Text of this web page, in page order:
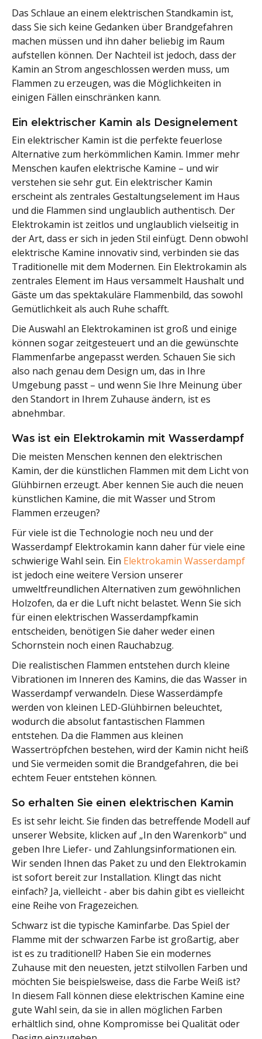
Das Schlaue an einem elektrischen Standkamin ist,
dass Sie sich keine Gedanken über Brandgefahren
machen müssen und ihn daher beliebig im Raum
aufstellen können. Der Nachteil ist jedoch, dass der
Kamin an Strom angeschlossen werden muss, um
Flammen zu erzeugen, was die Möglichkeiten in
einigen Fällen einschränken kann.
Ein elektrischer Kamin als Designelement
Ein elektrischer Kamin ist die perfekte feuerlose
Alternative zum herkömmlichen Kamin. Immer mehr
Menschen kaufen elektrische Kamine – und wir
verstehen sie sehr gut. Ein elektrischer Kamin
erscheint als zentrales Gestaltungselement im Haus
und die Flammen sind unglaublich authentisch. Der
Elektrokamin ist zeitlos und unglaublich vielseitig in
der Art, dass er sich in jeden Stil einfügt. Denn obwohl
elektrische Kamine innovativ sind, verbinden sie das
Traditionelle mit dem Modernen. Ein Elektrokamin als
zentrales Element im Haus versammelt Haushalt und
Gäste um das spektakuläre Flammenbild, das sowohl
Gemütlichkeit als auch Ruhe schafft.
Die Auswahl an Elektrokaminen ist groß und einige
können sogar zeitgesteuert und an die gewünschte
Flammenfarbe angepasst werden. Schauen Sie sich
also nach genau dem Design um, das in Ihre
Umgebung passt – und wenn Sie Ihre Meinung über
den Standort in Ihrem Zuhause ändern, ist es
abnehmbar.
Was ist ein Elektrokamin mit Wasserdampf
Die meisten Menschen kennen den elektrischen
Kamin, der die künstlichen Flammen mit dem Licht von
Glühbirnen erzeugt. Aber kennen Sie auch die neuen
künstlichen Kamine, die mit Wasser und Strom
Flammen erzeugen?
Für viele ist die Technologie noch neu und der
Wasserdampf Elektrokamin kann daher für viele eine
schwierige Wahl sein. Ein Elektrokamin Wasserdampf
ist jedoch eine weitere Version unserer
umweltfreundlichen Alternativen zum gewöhnlichen
Holzofen, da er die Luft nicht belastet. Wenn Sie sich
für einen elektrischen Wasserdampfkamin
entscheiden, benötigen Sie daher weder einen
Schornstein noch einen Rauchabzug.
Die realistischen Flammen entstehen durch kleine
Vibrationen im Inneren des Kamins, die das Wasser in
Wasserdampf verwandeln. Diese Wasserdämpfe
werden von kleinen LED-Glühbirnen beleuchtet,
wodurch die absolut fantastischen Flammen
entstehen. Da die Flammen aus kleinen
Wassertröpfchen bestehen, wird der Kamin nicht heiß
und Sie vermeiden somit die Brandgefahren, die bei
echtem Feuer entstehen können.
So erhalten Sie einen elektrischen Kamin
Es ist sehr leicht. Sie finden das betreffende Modell auf
unserer Website, klicken auf „In den Warenkorb" und
geben Ihre Liefer- und Zahlungsinformationen ein.
Wir senden Ihnen das Paket zu und den Elektrokamin
ist sofort bereit zur Installation. Klingt das nicht
einfach? Ja, vielleicht - aber bis dahin gibt es vielleicht
eine Reihe von Fragezeichen.
Schwarz ist die typische Kaminfarbe. Das Spiel der
Flamme mit der schwarzen Farbe ist großartig, aber
ist es zu traditionell? Haben Sie ein modernes
Zuhause mit den neuesten, jetzt stilvollen Farben und
möchten Sie beispielsweise, dass die Farbe Weiß ist?
In diesem Fall können diese elektrischen Kamine eine
gute Wahl sein, da sie in allen möglichen Farben
erhältlich sind, ohne Kompromisse bei Qualität oder